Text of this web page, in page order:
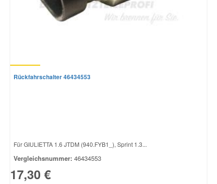
Rückfahrschalter 46434553
Für GIULIETTA 1.6 JTDM (940.FYB1_), Sprint 1.3...
Vergleichsnummer: 46434553
17,30 €
Mini Ersatzteile
Nissan Ersatzteile
Skoda Ersatzteile
Smart Ersatzteile